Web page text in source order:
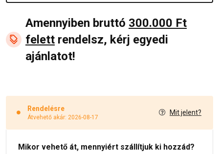
Amennyiben bruttó 300.000 Ft
felett rendelsz, kérj egyedi
ajánlatot!
Rendelésre
Átvehető akár: 2026-08-17
Mit jelent?
Mikor vehető át, mennyiért szállítjuk ki hozzád?